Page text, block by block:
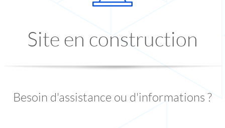
Site en construction
Besoin d'assistance ou d'informations ?